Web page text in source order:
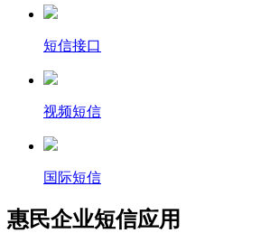
短信接口
视频短信
国际短信
惠民企业短信应用